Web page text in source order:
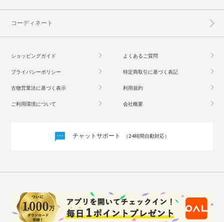
コーディネート
ショッピングガイド よくあるご質問
プライバシーポリシー 特定商取引に基づく表記
古物営業法に基づく表示 利用規約
ご利用環境について 会社概要
チャットサポート （24時間自動対応）